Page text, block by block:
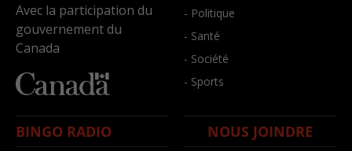
Avec la participation du
gouvernement du
Canada
- Politique
- Santé
- Société
- Sports
BINGO RADIO NOUS JOINDRE